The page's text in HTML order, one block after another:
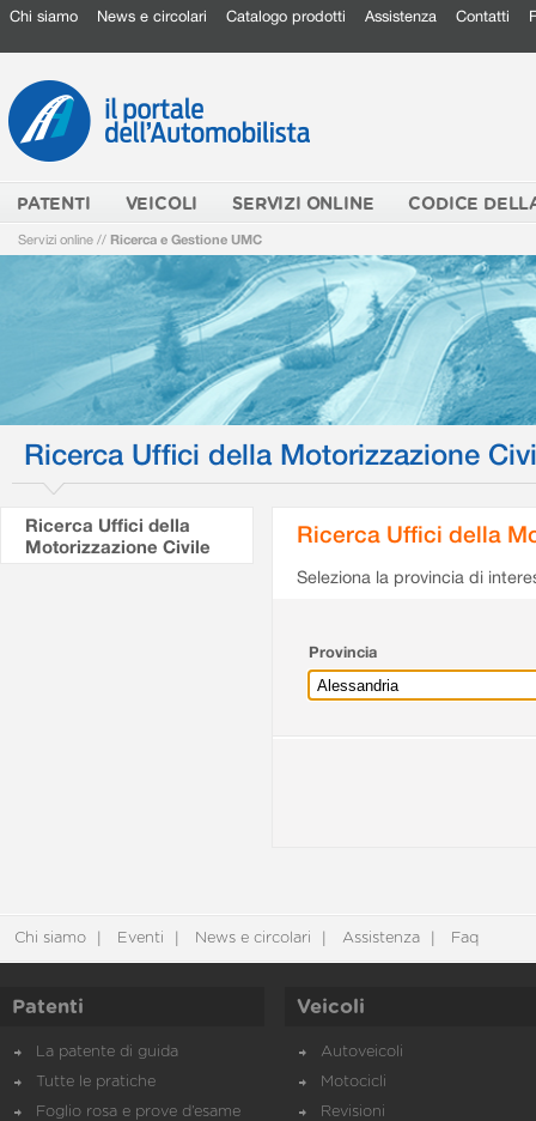
Chi siamo News e circolari Catalogo prodotti Assistenza Contatti
PATENTI VEICOLI SERVIZI ONLINE CODICE
Servizi online // Ricerca e Gestione UMC
Ricerca Uffici della Motorizzazione
Ricerca Uffici della
Motorizzazione Civile
Ricerca Uffici della
Seleziona la provincia di
Provincia
Chi siamo Eventi News e circolari Assistenza Faq
Patenti
La patente di guida
Tutte le pratiche
Foglio rosa e prove d’esame
Veicoli
Autoveicoli
Motocicli
Revisioni